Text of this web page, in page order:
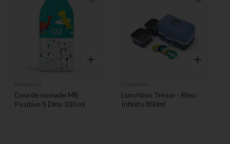
Liste de souhaits
Aperçu rapide
Gourde nomade MB
Positive S Dino 330 ml
Liste de
Aperçu
Lunchbox Tresor - Bleu
Infinity 800ml